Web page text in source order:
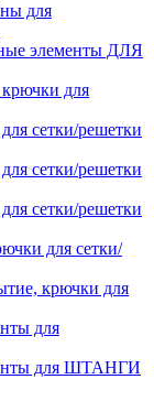
для
элементы ДЛЯ
для
сетки/решетки
сетки/решетки
сетки/решетки
для сетки/
крючки для
для
для ШТАНГИ